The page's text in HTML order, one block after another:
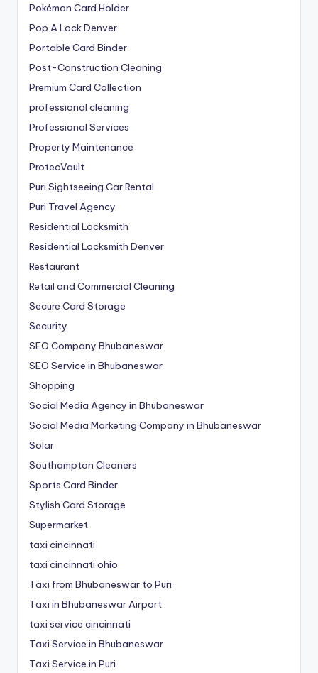
Pokémon Card Holder
Pop A Lock Denver
Portable Card Binder
Post-Construction Cleaning
Premium Card Collection
professional cleaning
Professional Services
Property Maintenance
ProtecVault
Puri Sightseeing Car Rental
Puri Travel Agency
Residential Locksmith
Residential Locksmith Denver
Restaurant
Retail and Commercial Cleaning
Secure Card Storage
Security
SEO Company Bhubaneswar
SEO Service in Bhubaneswar
Shopping
Social Media Agency in Bhubaneswar
Social Media Marketing Company in Bhubaneswar
Solar
Southampton Cleaners
Sports Card Binder
Stylish Card Storage
Supermarket
taxi cincinnati
taxi cincinnati ohio
Taxi from Bhubaneswar to Puri
Taxi in Bhubaneswar Airport
taxi service cincinnati
Taxi Service in Bhubaneswar
Taxi Service in Puri